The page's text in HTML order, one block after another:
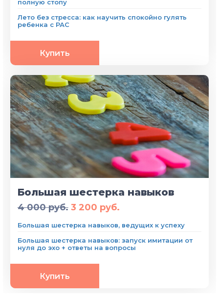
полную стопу
Лето без стресса: как научить спокойно гулять
ребенка с РАС
Купить
Большая шестерка навыков
4 000 руб.3 200 руб.
Большая шестерка навыков, ведущих к успеху
Большая шестерка навыков: запуск имитации от
нуля до эхо + ответы на вопросы
Купить